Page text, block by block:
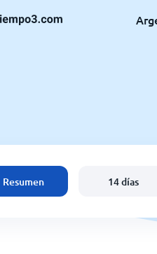
Resumen 14 días